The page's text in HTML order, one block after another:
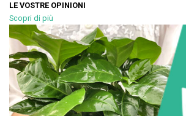
LE VOSTRE OPINIONI
Scopri di più